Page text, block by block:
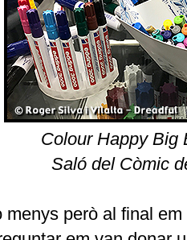
Colour Happy Big
Saló del Còmic
menys però al final